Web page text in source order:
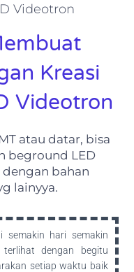
Videotron
Kreasi
Videotron
atau datar, bisa
beground LED
bahan
lainyya.
semakin hari semakin
dengan begitu
setiap waktu baik